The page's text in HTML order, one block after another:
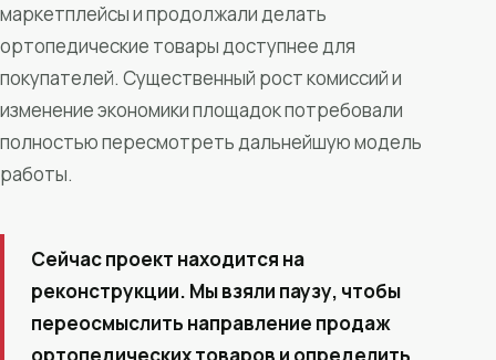
маркетплейсы и продолжали делать
ортопедические товары доступнее для
покупателей. Существенный рост комиссий и
изменение экономики площадок потребовали
полностью пересмотреть дальнейшую модель
работы.
Сейчас проект находится на
реконструкции. Мы взяли паузу, чтобы
переосмыслить направление продаж